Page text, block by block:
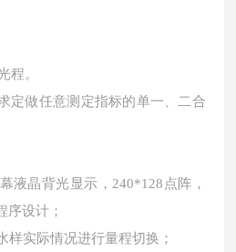
程。
定做任意测定指标的单一、二合
液晶背光显示，240*128点阵，
序设计；
样实际情况进行量程切换；